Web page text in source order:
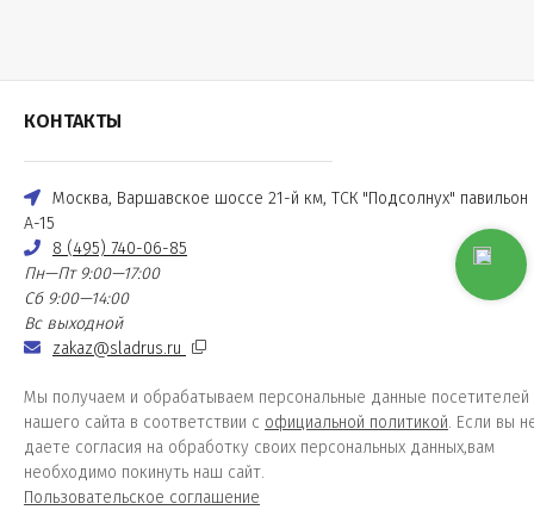
КОНТАКТЫ
Москва, Варшавское шоссе 21-й км, ТСК "Подсолнух" павильон
А-15
8 (495) 740-06-85
Пн—Пт 9:00—17:00
Сб 9:00—14:00
Вс выходной
zakaz@sladrus.ru
Мы получаем и обрабатываем персональные данные посетителей
нашего сайта в соответствии с официальной политикой. Если вы
даете согласия на обработку своих персональных данных,вам
необходимо покинуть наш сайт.
Пользовательское соглашение